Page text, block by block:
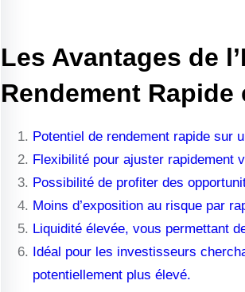
Les Avantages de
Rendement
Potentiel de rendement rapide sur
Flexibilité pour ajuster rapidement
Possibilité de profiter des
Moins d’exposition au risque par
Liquidité élevée, vous permettant
Idéal pour les investisseurs
potentiellement plus élevé.